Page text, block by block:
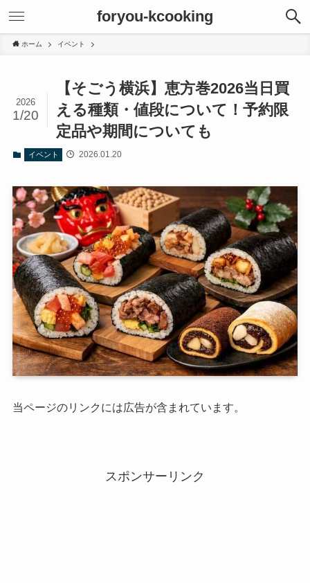
foryou-kcooking
ホーム イベント
【そごう横浜】恵方巻2026当日買
える種類・値段について！予約限
定品や期間についても
2026
1/20
イベント 2026.01.20
当ページのリンクには広告が含まれています。
スポンサーリンク